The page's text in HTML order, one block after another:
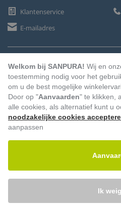
Klantenservice
E-mailadres
Vooruitbetaling Factuur
Welkom bij SANPURA! Wij en
toestemming nodig voor het
om u de best mogelijke
Door op "Aanvaarden" te klikken,
alle cookies, als alternatief kunt u
noodzakelijke cookies
aanpassen
Ik